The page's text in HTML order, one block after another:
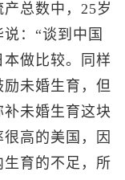
总数中，25岁
：“谈到中国
做比较。同样
未婚生育，但
未婚生育这块
高的美国，因
育的不足，所